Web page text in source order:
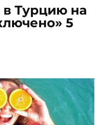
Турцию на
5